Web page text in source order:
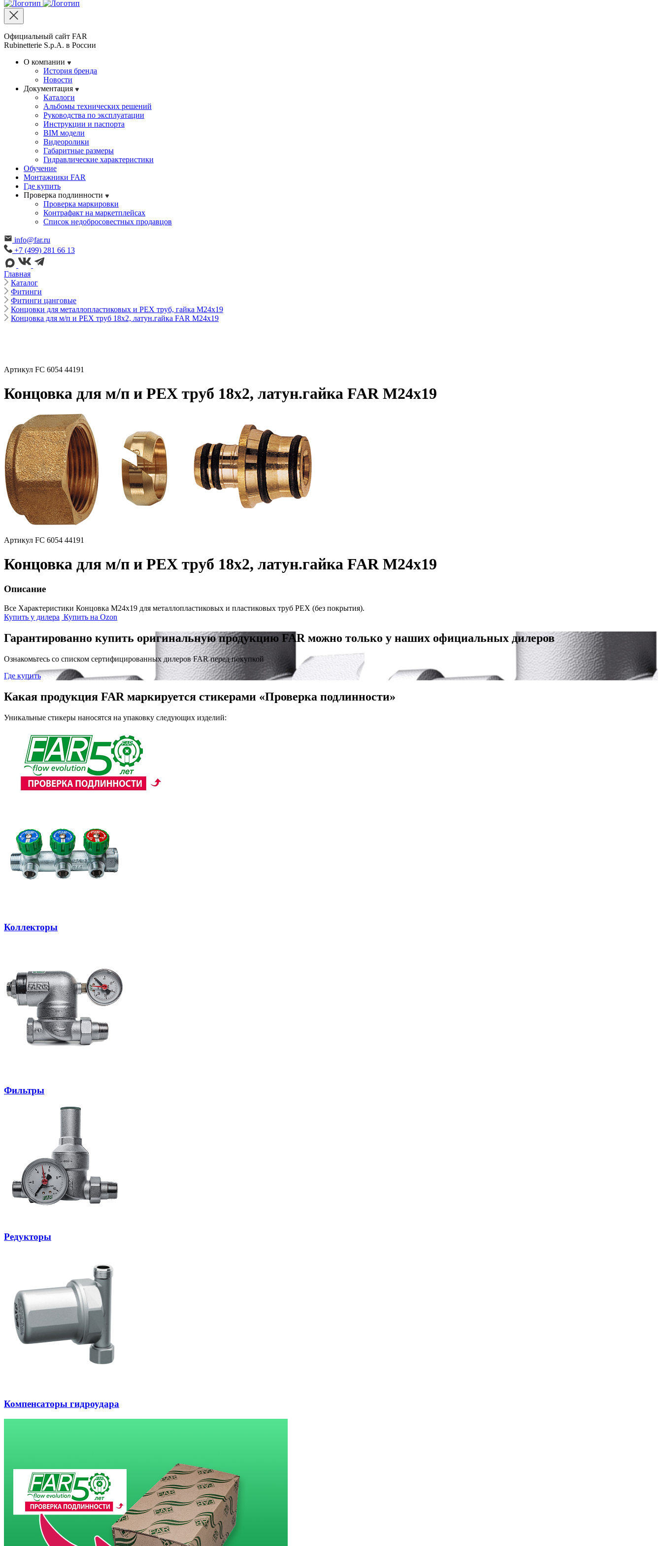
Официальный сайт FAR
Rubinetterie S.p.A. в России
О компании
История бренда
Новости
Документация
Каталоги
Альбомы технических решений
Руководства по эксплуатации
Инструкции и паспорта
BIM модели
Видеоролики
Габаритные размеры
Гидравлические характеристики
Обучение
Монтажники FAR
Где купить
Проверка подлинности
Проверка маркировки
Контрафакт на маркетплейсах
Cписок недобросовестных продавцов
info@far.ru
+7 (499) 281 66 13
Главная
Каталог
Фитинги
Фитинги цанговые
Концовки для металлопластиковых и РЕХ труб, гайка М24х19
Концовка для м/п и РЕХ труб 18х2, латун.гайка FAR М24х19
Артикул FC 6054 44191
Концовка для м/п и РЕХ труб 18х2, латун.гайка FAR М24х19
Артикул FC 6054 44191
Концовка для м/п и РЕХ труб 18х2, латун.гайка FAR М24х19
Описание
Все Характеристики Концовка M24x19 для металлопластиковых и пластиковых труб PEX (без покрытия).
Купить у дилера Купить на Ozon
Гарантированно купить оригинальную продукцию FAR можно только у наших официальных дилеров
Ознакомьтесь со списком сертифицированных дилеров FAR перед покупкой
Где купить
Какая продукция FAR маркируется стикерами «Проверка подлинности»
Уникальные стикеры наносятся на упаковку следующих изделий:
Коллекторы
Фильтры
Редукторы
Компенсаторы гидроудара